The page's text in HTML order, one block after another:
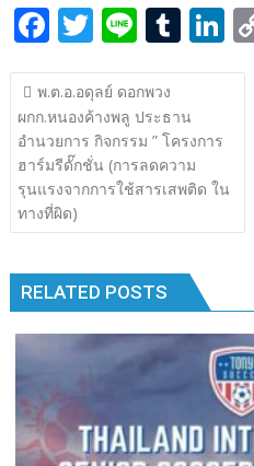
b
o
o
k
er bl
r
e
dI
F
ac
e
b
o
o
k
T
w
itt
er
Li
n
e
T
u
bl
r
Li
n
n
แนะแนว
เรื่อง
พ.ต.อ.อดุลย์ ดอกพวง
ผกก.หนองค้างพลู ประธาน
อำนวยการ กิจกรรม ” โครงการ
ฮาร์มรีดั๊กชั่น (การลดความ
รุนแรงจากการใช้สารเสพติด ใน
ทางที่ผิด)
RELATED POSTS